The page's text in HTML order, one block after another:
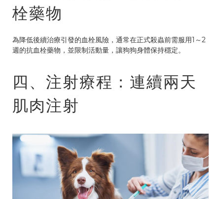
栓藥物
為降低後續治療引發的血栓風險，通常在正式殺蟲前需服用1～2
週的抗血栓藥物，並限制活動量，讓狗狗身體保持穩定。
四、注射療程：連續兩天
肌肉注射